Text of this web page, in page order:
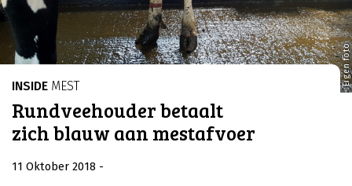
Eigen foto
INSIDE MEST
Rundveehouder betaalt
zich blauw aan mestafvoer
11 Oktober 2018 -